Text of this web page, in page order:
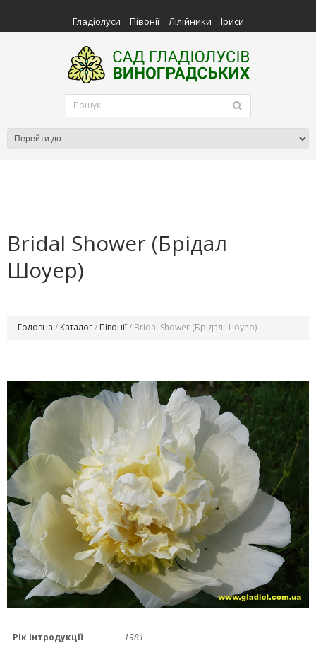
Гладіолуси Півонії Лілійники Іриси
Bridal Shower (Брідал
Шоуер)
Головна / Каталог/ Півонії/ Bridal Shower (Брідал Шоуер)
Рік інтродукції 1981